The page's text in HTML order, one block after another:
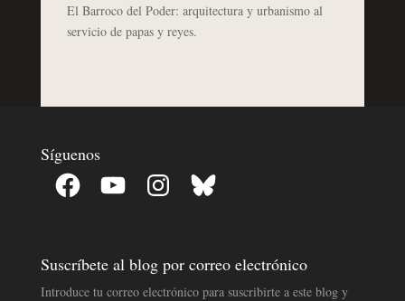
El Barroco del Poder: arquitectura y urbanismo al
servicio de papas y reyes.
Síguenos
Facebook YouTube InstagramBluesky
Suscríbete al blog por correo electrónico
Introduce tu correo electrónico para suscribirte a este blog y